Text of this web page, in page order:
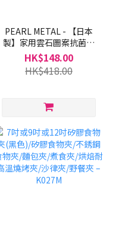
PEARL METAL - 【日本
製】家用雲石圖案抗菌砧
板36*21cm/日本砧板/膠
砧板/抗菌砧板(平行進口貨
品)–JPK078
HK$148.00
HK$418.00